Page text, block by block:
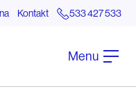
Kontakt 533 427 533
Menu